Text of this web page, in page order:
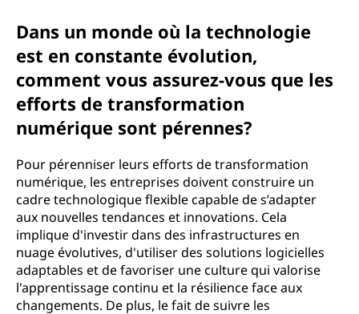
Dans un monde où la technologie
est en constante évolution,
comment vous assurez-vous que les
efforts de transformation
numérique sont pérennes?
Pour pérenniser leurs efforts de transformation
numérique, les entreprises doivent construire un
cadre technologique flexible capable de s’adapter
aux nouvelles tendances et innovations. Cela
implique d'investir dans des infrastructures en
nuage évolutives, d'utiliser des solutions logicielles
adaptables et de favoriser une culture qui valorise
l'apprentissage continu et la résilience face aux
changements. De plus, le fait de suivre les